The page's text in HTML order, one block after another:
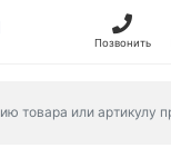
Позвонить